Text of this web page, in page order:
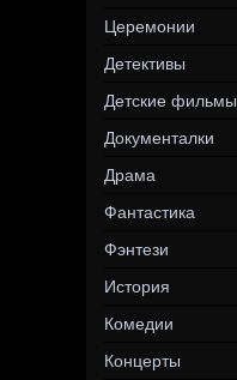
Церемонии
Детективы
Детские фильмы
Документалки
Драма
Фантастика
Фэнтези
История
Комедии
Концерты